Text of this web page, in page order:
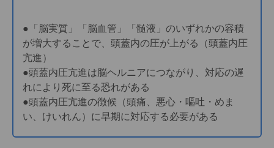
●「脳実質」「脳血管」「髄液」のいずれかの容積
が増大することで、頭蓋内の圧が上がる（頭蓋内圧
亢進）
●頭蓋内圧亢進は脳ヘルニアにつながり、対応の遅
れにより死に至る恐れがある
●頭蓋内圧亢進の徴候（頭痛、悪心・嘔吐・めま
い、けいれん）に早期に対応する必要がある